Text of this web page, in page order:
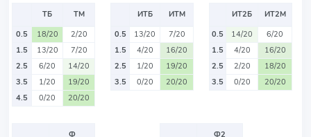
ТБ
ТМ
0.5
18/20
2/20
1.5
13/20
7/20
2.5
6/20
14/20
3.5
1/20
19/20
4.5
0/20 20/20
ИТБ
ИТМ
0.5
13/20
7/20
1.5
4/20
16/20
2.5
1/20
19/20
3.5
0/20 20/20
ИТ2Б
ИТ2М
0.5
14/20
6/20
1.5
4/20
16/20
2.5
2/20
18/20
3.5
0/20 20/20
Ф
Ф2